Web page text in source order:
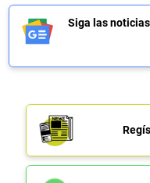
Siga las noticias